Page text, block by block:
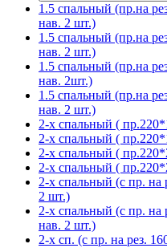
1.5 спальный (пр.на
нав. 2 шт.)
1.5 спальный (пр.на
нав. 2 шт.)
1.5 спальный (пр.на
нав. 2шт.)
1.5 спальный (пр.на
нав. 2 шт.)
2-х спальный (
2-х спальный (
2-х спальный (
2-х спальный (
2-х спальный (с пр. на
2 шт.)
2-х спальный (с пр.
нав. 2 шт.)
2-х сп. (с пр. на рез.